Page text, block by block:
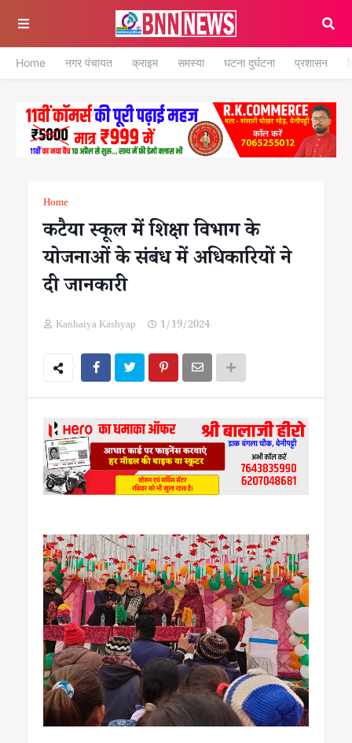
Home नगर पंचायत क्राइम समस्या घटना दुर्घटना प्रशासन
Home
कटैया स्कूल में शिक्षा विभाग के
योजनाओं के संबंध में अधिकारियों ने
दी जानकारी
Kanhaiya Kashyap 1/19/2024